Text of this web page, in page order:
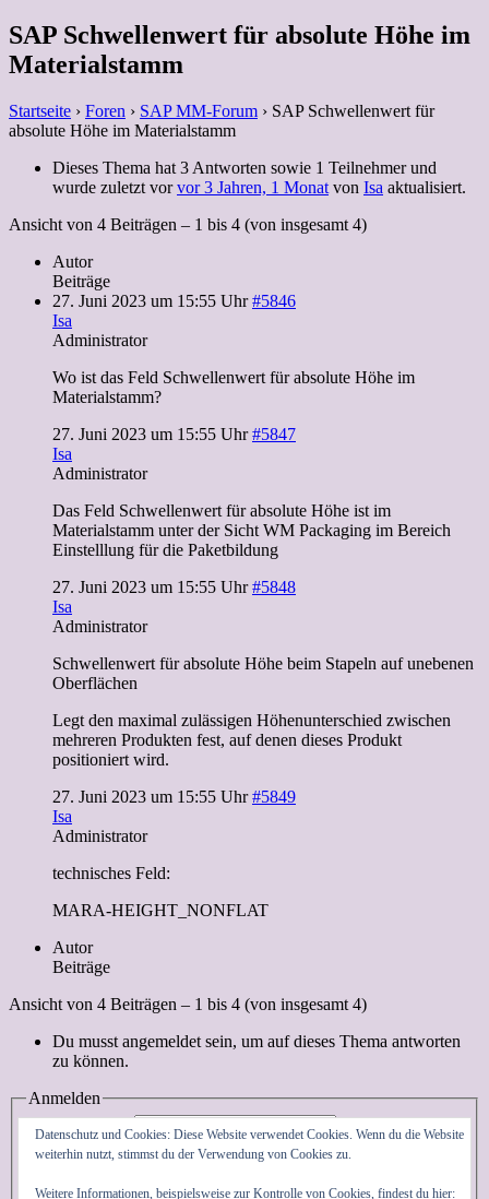
SAP Schwellenwert für absolute Höhe im
Materialstamm
Startseite › Foren › SAP MM-Forum › SAP Schwellenwert für
absolute Höhe im Materialstamm
Dieses Thema hat 3 Antworten sowie 1 Teilnehmer und
wurde zuletzt vorvor 3 Jahren, 1 Monat von Isa aktualisiert.
Ansicht von 4 Beiträgen – 1 bis 4 (von insgesamt 4)
Autor
Beiträge
27. Juni 2023 um 15:55 Uhr #5846
Isa
Administrator
Wo ist das Feld Schwellenwert für absolute Höhe im
Materialstamm?
27. Juni 2023 um 15:55 Uhr #5847
Isa
Administrator
Das Feld Schwellenwert für absolute Höhe ist im
Materialstamm unter der Sicht WM Packaging im Bereich
Einstelllung für die Paketbildung
27. Juni 2023 um 15:55 Uhr #5848
Isa
Administrator
Schwellenwert für absolute Höhe beim Stapeln auf unebenen
Oberflächen
Legt den maximal zulässigen Höhenunterschied zwischen
mehreren Produkten fest, auf denen dieses Produkt
positioniert wird.
27. Juni 2023 um 15:55 Uhr #5849
Isa
Administrator
technisches Feld:
MARA-HEIGHT_NONFLAT
Autor
Beiträge
Ansicht von 4 Beiträgen – 1 bis 4 (von insgesamt 4)
Du musst angemeldet sein, um auf dieses Thema antworten
zu können.
Anmelden
Benutzername:
Passwort:
Anmelden
Datenschutz und Cookies: Diese Website verwendet Cookies. Wenn du die Website
weiterhin nutzt, stimmst du der Verwendung von Cookies zu.
Weitere Informationen, beispielsweise zur Kontrolle von Cookies, findest du hier: